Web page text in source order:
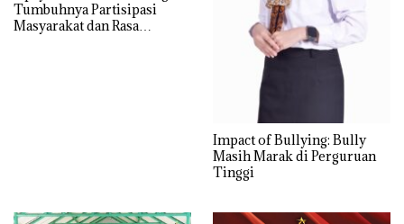
Tumbuhnya Partisipasi
Masyarakat dan Rasa
Impact of Bullying: Bully
Masih Marak di Perguruan
Tinggi